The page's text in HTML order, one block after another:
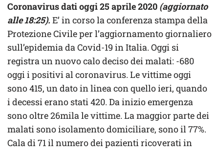
Coronavirus dati oggi 25 aprile 2020 (aggiornato
alle 18:25). E’ in corso la conferenza stampa della
Protezione Civile per l’aggiornamento giornaliero
sull’epidemia da Covid-19 in Italia. Oggi si
registra un nuovo calo deciso dei malati: -680
oggi i positivi al coronavirus. Le vittime oggi
sono 415, un dato in linea con quello ieri, quando
i decessi erano stati 420. Da inizio emergenza
sono oltre 26mila le vittime. La maggior parte dei
malati sono isolamento domiciliare, sono il 77%.
Cala di 71 il numero dei pazienti ricoverati in